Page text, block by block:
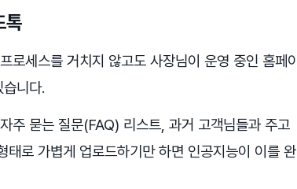
톡
로세스를 거치지 않고도 사장님이 운영 중인 홈페이
니다.
주 묻는 질문(FAQ) 리스트, 과거 고객님들과 주고
로 가볍게 업로드하기만 하면 인공지능이 이를 완